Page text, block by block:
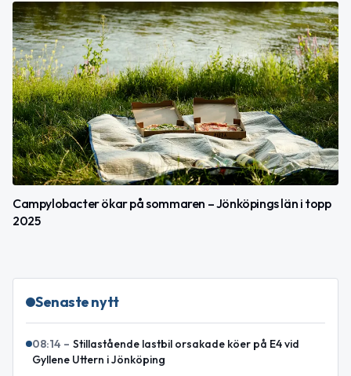
Campylobacter ökar på sommaren – Jönköpings län i topp
2025
Senaste nytt
08:14 – Stillastående lastbil orsakade köer på E4 vid
Gyllene Uttern i Jönköping